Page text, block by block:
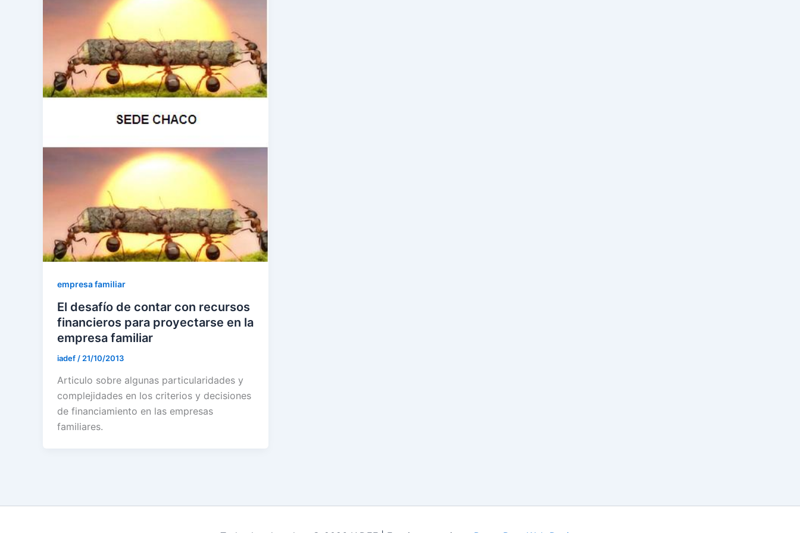
empresa familiar
El desafío de contar con recursos
financieros para proyectarse en la
empresa familiar
iadef / 21/10/2013
Articulo sobre algunas particularidades y
complejidades en los criterios y decisiones
de financiamiento en las empresas
familiares.